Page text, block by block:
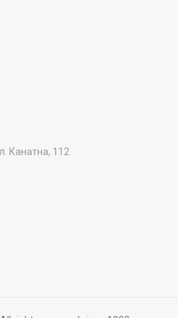
Канатна, 112